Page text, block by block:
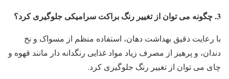
3. چگونه می توان از تغییر رنگ براکت سرامیکی جلوگیری کرد؟
با رعایت دقیق بهداشت دهان، استفاده منظم از مسواک و نخ
دندان، و پرهیز از مصرف زیاد مواد غذایی رنگدانه دار مانند قهوه و
چای می توان از تغییر رنگ جلوگیری کرد.